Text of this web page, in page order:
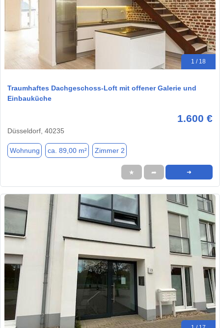
1 / 18
Traumhaftes Dachgeschoss-Loft mit offener Galerie und
Einbauküche
1.600 €
Düsseldorf, 40235
Wohnung ca. 89,00 m² Zimmer 2
★ ➦ ➜